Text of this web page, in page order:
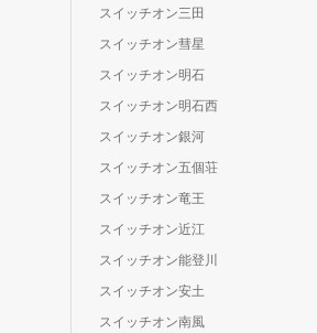
スイッチオン三田
スイッチオン彗星
スイッチオン明石
スイッチオン明石西
スイッチオン銀河
スイッチオン五個荘
スイッチオン竜王
スイッチオン近江
スイッチオン能登川
スイッチオン安土
スイッチオン南風